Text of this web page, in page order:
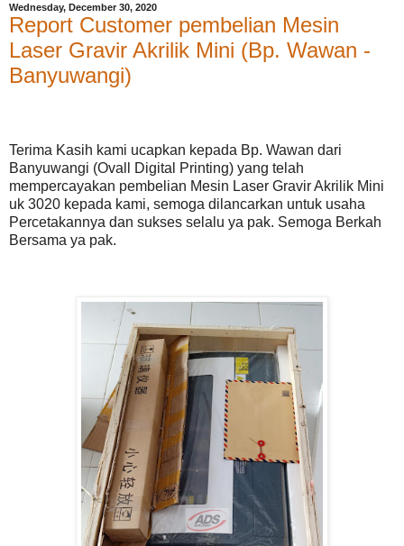
Wednesday, December 30, 2020
Report Customer pembelian Mesin
Laser Gravir Akrilik Mini (Bp. Wawan -
Banyuwangi)
Terima Kasih kami ucapkan kepada Bp. Wawan dari
Banyuwangi (Ovall Digital Printing) yang telah
mempercayakan pembelian Mesin Laser Gravir Akrilik Mini
uk 3020 kepada kami, semoga dilancarkan untuk usaha
Percetakannya dan sukses selalu ya pak. Semoga Berkah
Bersama ya pak.